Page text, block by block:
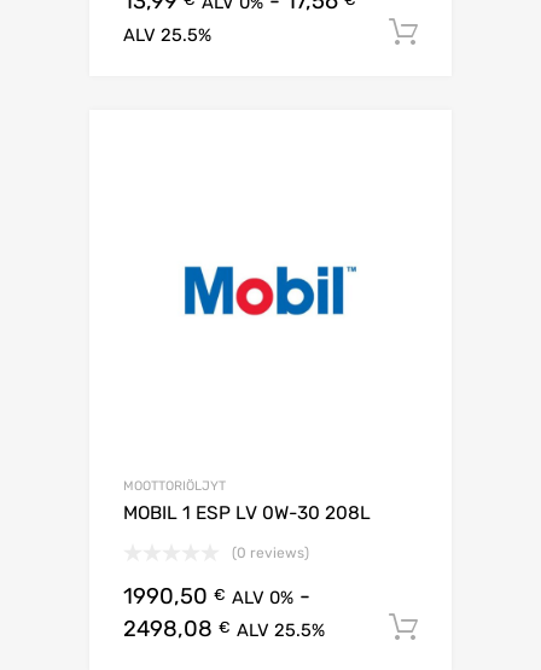
ALV 25.5%
MOOTTORIÖLJYT
MOBIL 1 ESP LV 0W-30 208L
(0 reviews)
1990,50 € ALV 0% -
2498,08 € ALV 25.5%